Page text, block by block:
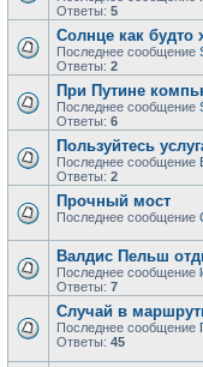
Ответы: 5
Солнце как будто
Последнее сообщение
Ответы: 2
При Путине
Последнее сообщение
Ответы: 6
Пользуйтесь
Последнее сообщение
Ответы: 2
Прочный мост
Последнее сообщение
Валдис Пельш
Последнее сообщение
Ответы: 7
Случай в
Последнее сообщение
Ответы: 45